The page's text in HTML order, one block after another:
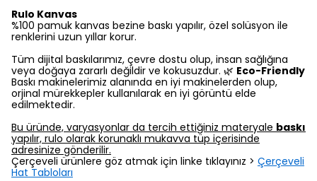
Rulo Kanvas
%100 pamuk kanvas bezine baskı yapılır, özel solüsyon ile
renklerini uzun yıllar korur.
Tüm dijital baskılarımız, çevre dostu olup, insan sağlığına
veya doğaya zararlı değildir ve kokusuzdur. 🌿 Eco-Friendly
Baskı makinelerimiz alanında en iyi makinelerden olup,
orjinal mürekkepler kullanılarak en iyi görüntü elde
edilmektedir.
Bu üründe, varyasyonlar da tercih ettiğiniz materyale baskı
yapılır, rulo olarak korunaklı mukavva tüp içerisinde
adresinize gönderilir.
Çerçeveli ürünlere göz atmak için linke tıklayınız > Çerçeveli
Hat Tabloları